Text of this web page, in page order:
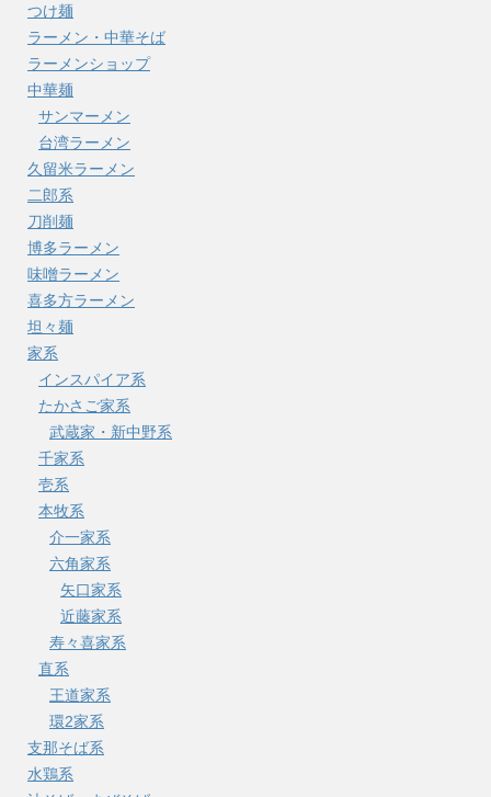
つけ麺
ラーメン・中華そば
ラーメンショップ
中華麺
サンマーメン
台湾ラーメン
久留米ラーメン
二郎系
刀削麺
博多ラーメン
味噌ラーメン
喜多方ラーメン
坦々麺
家系
インスパイア系
たかさご家系
武蔵家・新中野系
千家系
壱系
本牧系
介一家系
六角家系
矢口家系
近藤家系
寿々喜家系
直系
王道家系
環2家系
支那そば系
水鶏系